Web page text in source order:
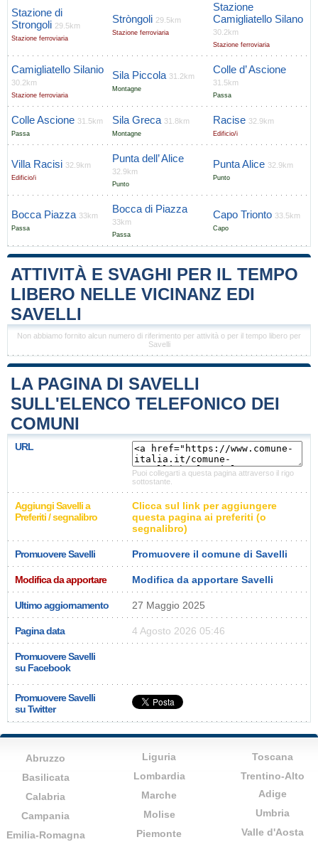
Stazione di
Strongoli 29.5km
Stazione ferroviaria
Stròngoli 29.5km
Stazione ferroviaria
Stazione
Camigliatello Silano
30.2km
Stazione ferroviaria
Camigliatello Silanio
30.2km
Stazione ferroviaria
Sila Piccola 31.2km
Montagne
Colle d’ Ascione
31.5km
Passa
Colle Ascione 31.5km
Passa
Sila Greca 31.8km
Montagne
Racise 32.9km
Edificio/i
Villa Racisi 32.9km
Edificio/i
Punta dell’ Alice
32.9km
Punto
Punta Alice 32.9km
Punto
Bocca Piazza 33km
Passa
Bocca di Piazza
33km
Passa
Capo Trionto 33.5km
Capo
ATTIVITÀ E SVAGHI PER IL TEMPO
LIBERO NELLE VICINANZ EDI
SAVELLI
Non abbiamo fornito alcun numero di riferimento per attività o per il tempo libero per
Savelli
LA PAGINA DI SAVELLI
SULL'ELENCO TELEFONICO DEI
COMUNI
URL
Puoi collegarti a questa pagina attraverso il rigo
sottostante.
Aggiungi Savelli a
Preferiti / segnalibro
Clicca sul link per aggiungere
questa pagina ai preferiti (o
segnalibro)
Promuovere Savelli Promuovere il comune di Savelli
Modifica da apportare Modifica da apportare Savelli
Ultimo aggiornamento 27 Maggio 2025
Pagina data 4 Agosto 2026 05:46
Promuovere Savelli
su Facebook
Promuovere Savelli
su Twitter
Abruzzo
Basilicata
Calabria
Campania
Emilia-Romagna
Liguria
Lombardia
Marche
Molise
Piemonte
Toscana
Trentino-Alto
Adige
Umbria
Valle d'Aosta